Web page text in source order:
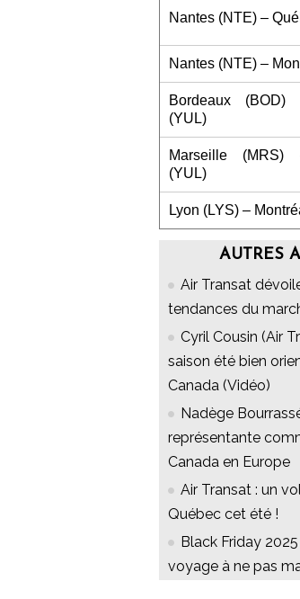
Nantes (NTE) –
Nantes (NTE) –
Bordeaux (BOD)
(YUL)
Marseille (MRS)
(YUL)
Lyon (LYS) –
AUTRES
Air Transat
tendances du
Cyril Cousin (Air
saison été bien
Canada (Vidéo)
Nadège
représentante
Canada en Europe
Air Transat : un
Québec cet été !
Black Friday
voyage à ne pas